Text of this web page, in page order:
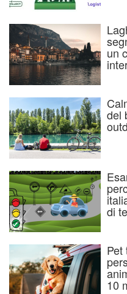
un
del
di
Pet
10